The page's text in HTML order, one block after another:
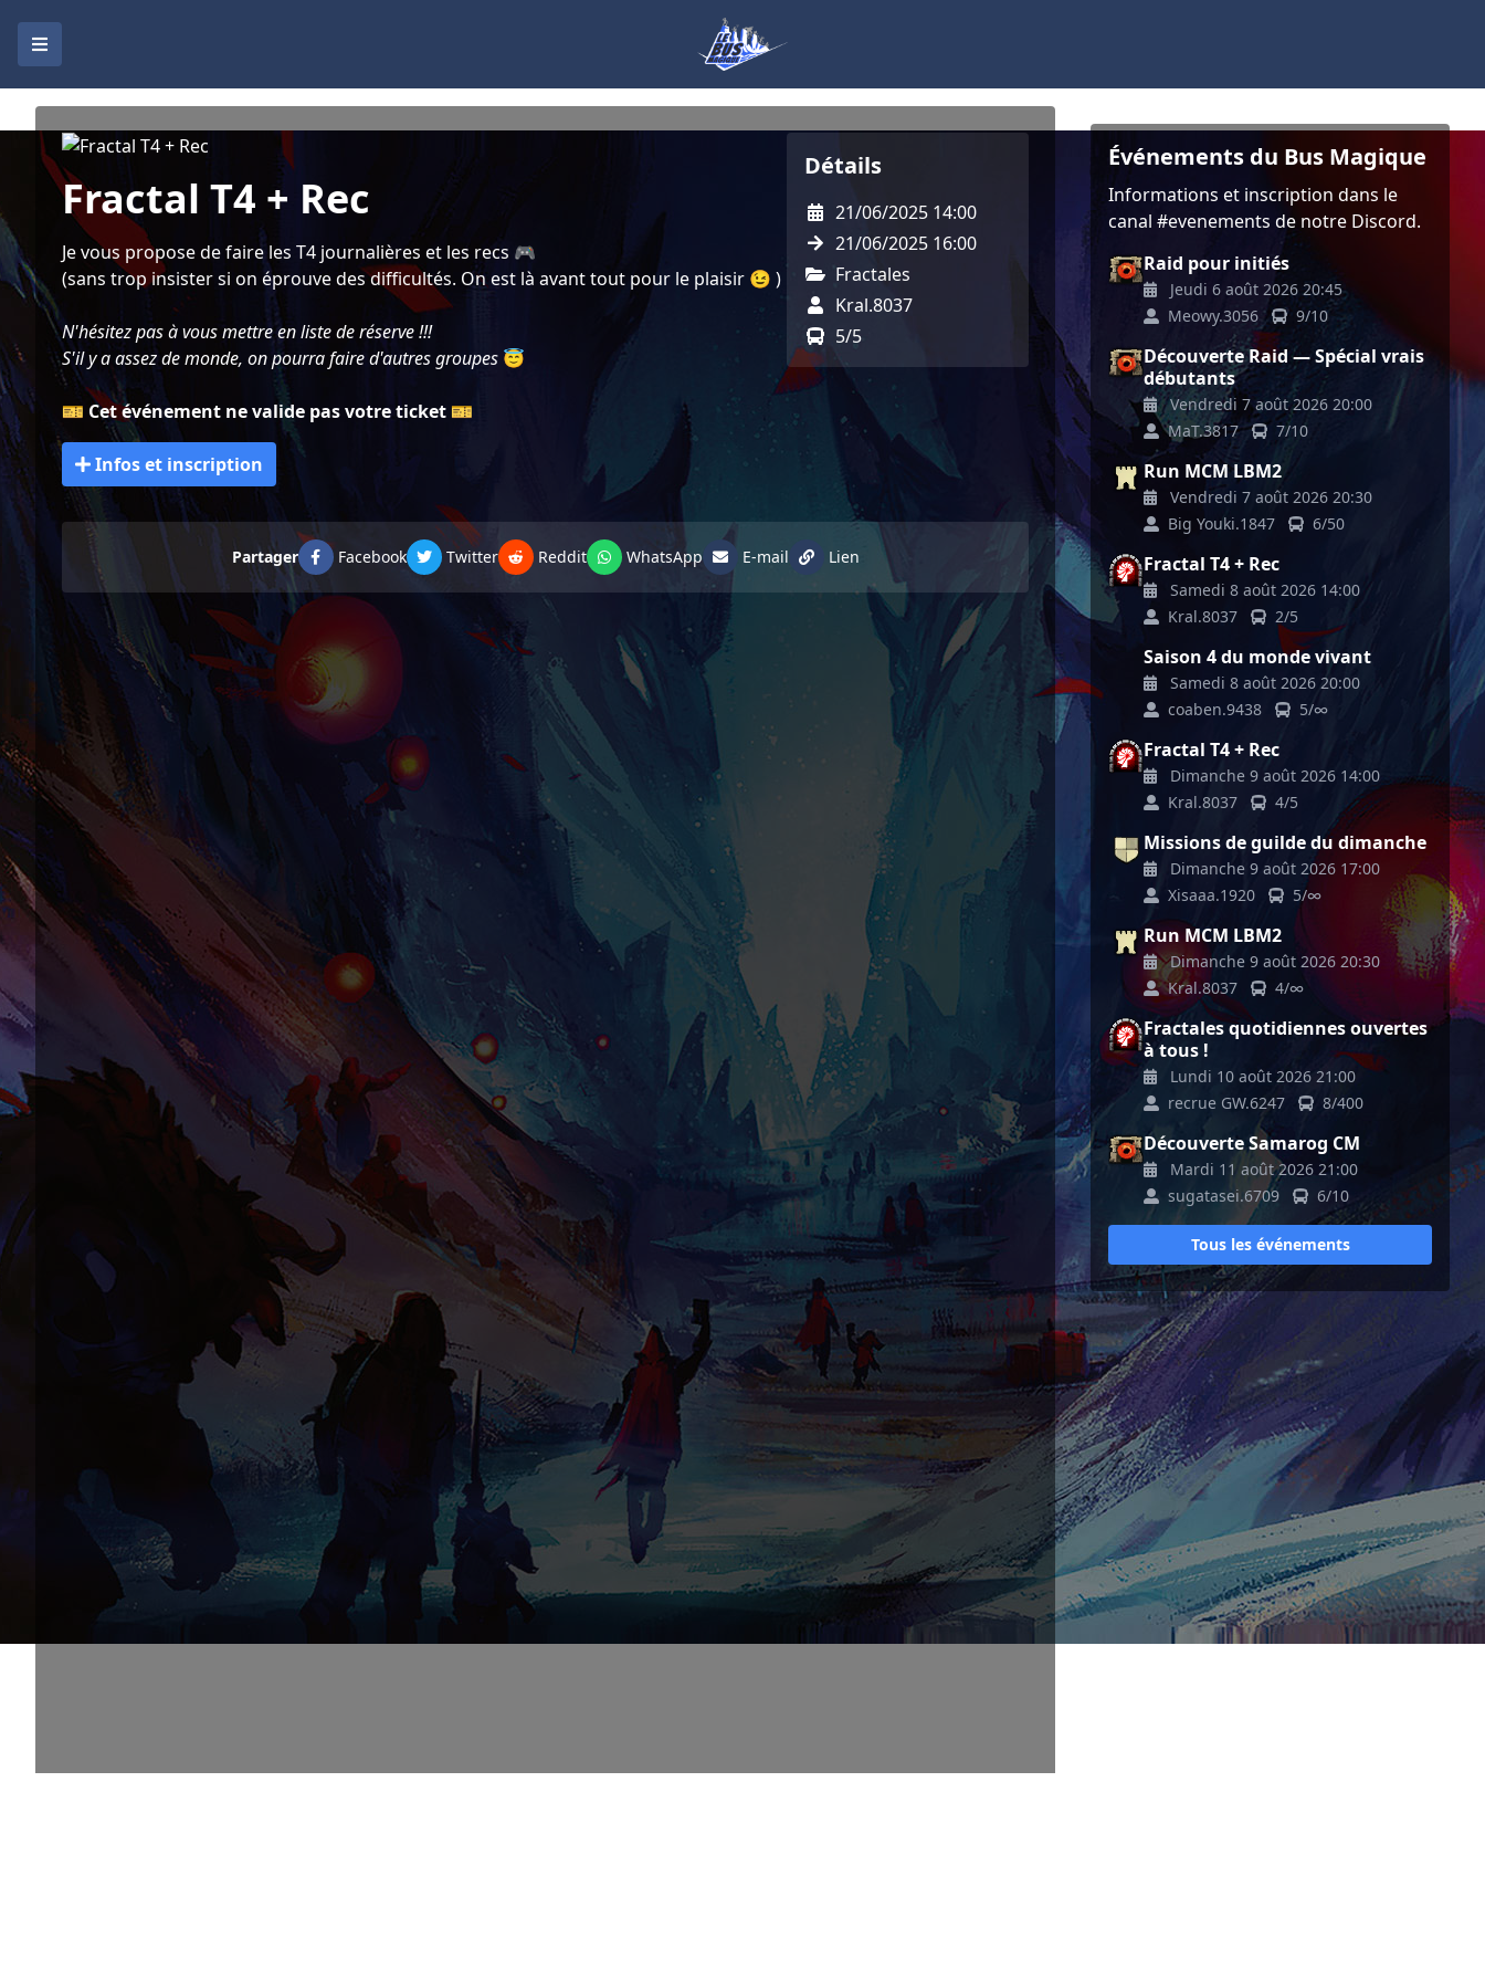
Fractal T4 + Rec
Je vous propose de faire les T4 journalières et les recs 🎮
(sans trop insister si on éprouve des difficultés. On est là avant tout pour le plaisir 😉 )
N'hésitez pas à vous mettre en liste de réserve !!!
S'il y a assez de monde, on pourra faire d'autres groupes 😇
🎫 Cet événement ne valide pas votre ticket 🎫
Infos et inscription
Détails
21/06/2025 14:00
21/06/2025 16:00
Fractales
Kral.8037
5/5
Partager Facebook Twitter Reddit WhatsApp E-mail Lien
Événements du Bus Magique
Informations et inscription dans le
canal #evenements de notre Discord.
Raid pour initiés
Jeudi 6 août 2026 20:45
Meowy.3056
9/10
Découverte Raid — Spécial vrais
débutants
Vendredi 7 août 2026 20:00
MaT.3817
7/10
Run MCM LBM2
Vendredi 7 août 2026 20:30
Big Youki.1847
6/50
Fractal T4 + Rec
Samedi 8 août 2026 14:00
Kral.8037
2/5
Saison 4 du monde vivant
Samedi 8 août 2026 20:00
coaben.9438
5/∞
Fractal T4 + Rec
Dimanche 9 août 2026 14:00
Kral.8037
4/5
Missions de guilde du dimanche
Dimanche 9 août 2026 17:00
Xisaaa.1920
5/∞
Run MCM LBM2
Dimanche 9 août 2026 20:30
Kral.8037
4/∞
Fractales quotidiennes ouvertes
à tous !
Lundi 10 août 2026 21:00
recrue GW.6247
8/400
Découverte Samarog CM
Mardi 11 août 2026 21:00
sugatasei.6709
6/10
Tous les événements